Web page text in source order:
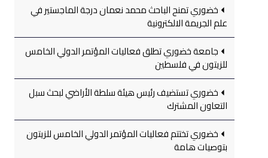
خضوري تمنح الباحث محمد نعمان درجة الماجستير في
علم الجريمة الالكترونية
جامعة خضوري تطلق فعاليات المؤتمر الدولي الخامس
للزيتون في فلسطين
خضوري تستضيف رئيس هيئة سلطة الأراضي لبحث سبل
التعاون المشترك
خضوري تختتم فعاليات المؤتمر الدولي الخامس للزيتون
بتوصيات هامة